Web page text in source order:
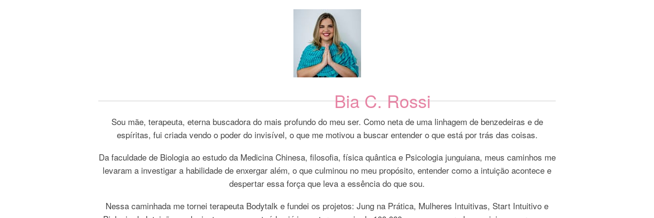
Bia C. Rossi
Sou mãe, terapeuta, eterna buscadora do mais profundo do meu ser. Como neta de uma linhagem de benzedeiras e de
espíritas, fui criada vendo o poder do invisível, o que me motivou a buscar entender o que está por trás das coisas.
Da faculdade de Biologia ao estudo da Medicina Chinesa, filosofia, física quântica e Psicologia junguiana, meus caminhos me
levaram a investigar a habilidade de enxergar além, o que culminou no meu propósito, entender como a intuição acontece e
despertar essa força que leva a essência do que sou.
Nessa caminhada me tornei terapeuta Bodytalk e fundei os projetos: Jung na Prática, Mulheres Intuitivas, Start Intuitivo e